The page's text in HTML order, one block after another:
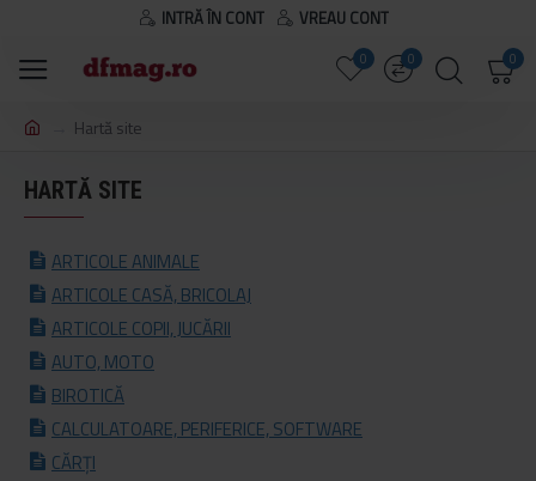
INTRĂ ÎN CONT VREAU CONT
0 0 0
Hartă site
HARTĂ SITE
ARTICOLE ANIMALE
ARTICOLE CASĂ, BRICOLAJ
ARTICOLE COPII, JUCĂRII
AUTO, MOTO
BIROTICĂ
CALCULATOARE, PERIFERICE, SOFTWARE
CĂRȚI